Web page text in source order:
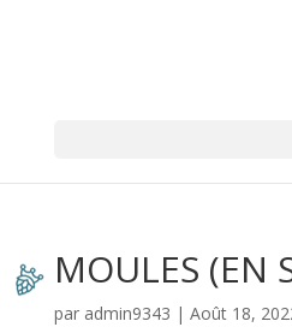
MOULES (EN
par admin9343 | Août 18,